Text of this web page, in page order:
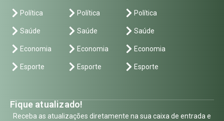
Política
Saúde
Economia
Esporte
Política
Saúde
Economia
Esporte
Política
Saúde
Economia
Esporte
Fique atualizado!
Receba as atualizações diretamente na sua caixa de entrada e